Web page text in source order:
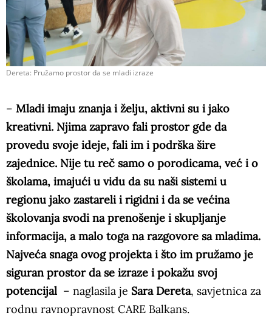
Dereta: Pružamo prostor da se mladi izraze
– Mladi imaju znanja i želju, aktivni su i jako
kreativni. Njima zapravo fali prostor gde da
provedu svoje ideje, fali im i podrška šire
zajednice. Nije tu reč samo o porodicama, već i o
školama, imajući u vidu da su naši sistemi u
regionu jako zastareli i rigidni i da se većina
školovanja svodi na prenošenje i skupljanje
informacija, a malo toga na razgovore sa mladima.
Najveća snaga ovog projekta i što im pružamo je
siguran prostor da se izraze i pokažu svoj
potencijal – naglasila je Sara Dereta, savjetnica za
rodnu ravnopravnost CARE Balkans.